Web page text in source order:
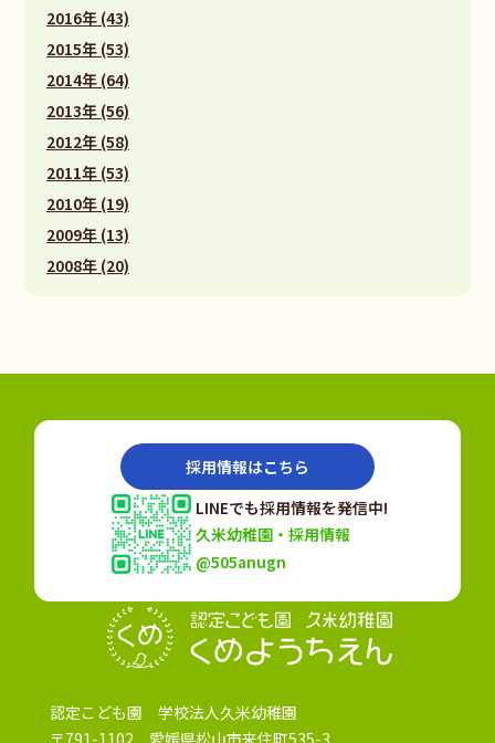
2016年 (43)
2015年 (53)
2014年 (64)
2013年 (56)
2012年 (58)
2011年 (53)
2010年 (19)
2009年 (13)
2008年 (20)
認定こども園 学校法人久米幼稚園
採用情報はこちら
LINEでも採用情報を発信中!
久米幼稚園・採用情報
@505anugn